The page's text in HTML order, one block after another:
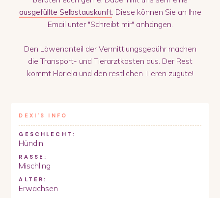
ausgefüllte Selbstauskunft. Diese können Sie an Ihre
Email unter "Schreibt mir" anhängen.
Den Löwenanteil der Vermittlungsgebühr machen
die Transport- und Tierarztkosten aus. Der Rest
kommt Floriela und den restlichen Tieren zugute!
DEXI 'S INFO
GESCHLECHT:
Hündin
RASSE:
Mischling
ALTER:
Erwachsen